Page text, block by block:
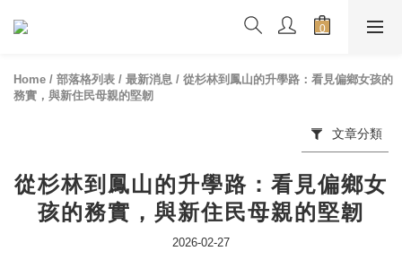
Home / 部落格列表 / 最新消息 / 從杉林到鳳山的升學路：看見偏鄉女孩的
務實，與新住民母親的堅韌
文章分類
從杉林到鳳山的升學路：看見偏鄉女
孩的務實，與新住民母親的堅韌
2026-02-27